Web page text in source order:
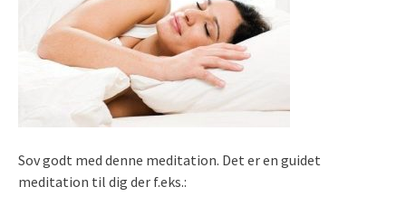
Sov godt med denne meditation. Det er en guidet
meditation til dig der f.eks.: